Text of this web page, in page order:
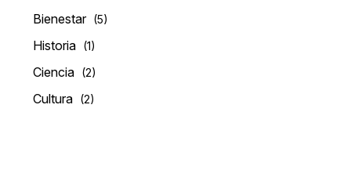
Bienestar (5)
Historia (1)
Ciencia (2)
Cultura (2)